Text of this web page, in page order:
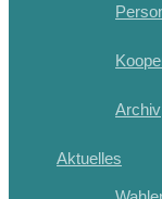
Archiv
Aktuelles